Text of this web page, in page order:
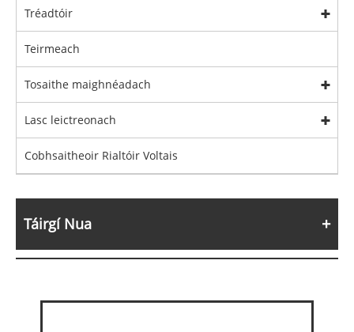
Tréadtóir
Teirmeach
Tosaithe maighnéadach
Lasc leictreonach
Cobhsaitheoir Rialtóir Voltais
Táirgí Nua